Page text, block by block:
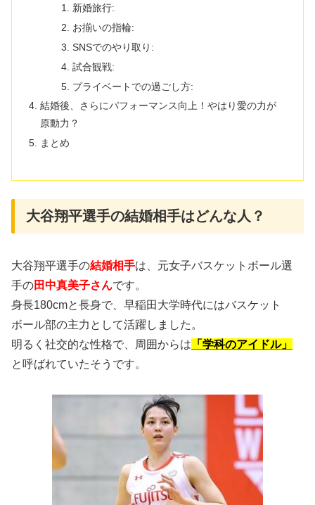
新婚旅行:
お揃いの指輪:
SNSでのやり取り:
試合観戦:
プライベートでの過ごし方:
結婚後、さらにパフォーマンス向上！やはり愛の力が
原動力？
まとめ
大谷翔平選手の結婚相手はどんな人？
大谷翔平選手の結婚相手は、元女子バスケットボール選
手の田中真美子さんです。
身長180cmと長身で、早稲田大学時代にはバスケット
ボール部の主力として活躍しました。
明るく社交的な性格で、周囲からは 「学科のアイドル」
と呼ばれていたそうです。